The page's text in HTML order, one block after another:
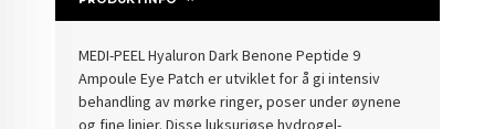
MEDI-PEEL Hyaluron Dark Benone Peptide 9
Ampoule Eye Patch er utviklet for å gi intensiv
behandling av mørke ringer, poser under øynene
og fine linjer. Disse luksuriøse hydrogel-